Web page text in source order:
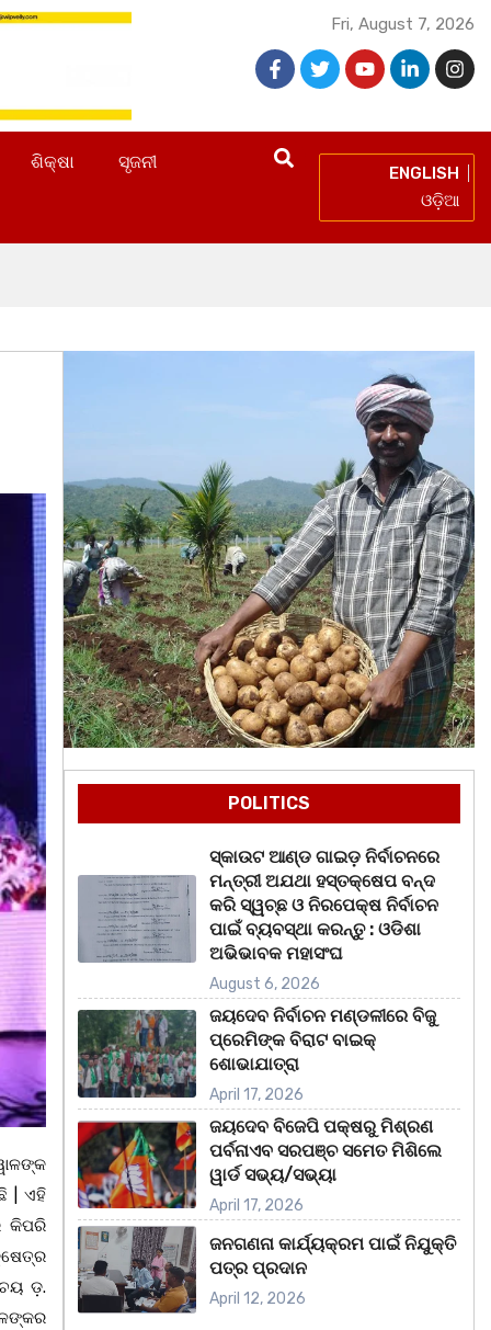
Fri, August 7, 2026
ଶିକ୍ଷା ସୃଜନୀ
ENGLISH
ଓଡ଼ିଆ
| ଏହି
କିପରି
ଡ଼.
POLITICS
ସ୍କାଉଟ ଆଣ୍ଡ ଗାଇଡ଼ ନିର୍ବାଚନରେ
ମନ୍ତ୍ରୀ ଅଯଥା ହସ୍ତକ୍ଷେପ ବନ୍ଦ
କରି ସ୍ୱଚ୍ଛ ଓ ନିରପେକ୍ଷ ନିର୍ବାଚନ
ପାଇଁ ବ୍ୟବସ୍ଥା କରନ୍ତୁ : ଓଡିଶା
ଅଭିଭାବକ ମହାସଂଘ
August 6, 2026
ଜୟଦେବ ନିର୍ବାଚନ ମଣ୍ଡଳୀରେ ବିଜୁ
ପ୍ରେମିଙ୍କ ବିରାଟ ବାଇକ୍
ଶୋଭାଯାତ୍ରା
April 17, 2026
ଜୟଦେବ ବିଜେପି ପକ୍ଷରୁ ମିଶ୍ରଣ
ପର୍ବନାଏବ ସରପଞ୍ଚ ସମେତ ମିଶିଲେ
ୱାର୍ଡ ସଭ୍ୟ/ସଭ୍ୟା
April 17, 2026
ଜନଗଣନା କାର୍ଯ୍ୟକ୍ରମ ପାଇଁ ନିଯୁକ୍ତି
ପତ୍ର ପ୍ରଦାନ
April 12, 2026